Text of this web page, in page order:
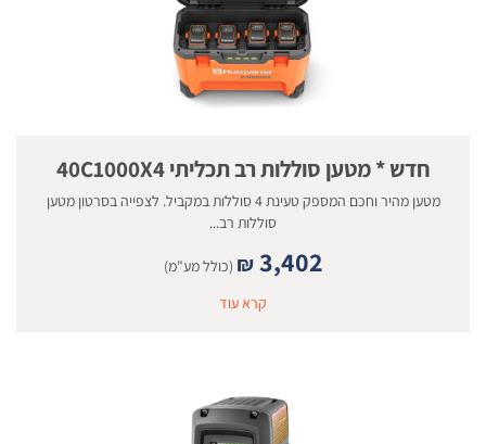
חדש * מטען סוללות רב תכליתי 40C1000X4
מטען מהיר וחכם המספק טעינת 4 סוללות במקביל. לצפייה בסרטון מטען
סוללות רב...
₪ 3,402
(כולל מע"מ)
קרא עוד